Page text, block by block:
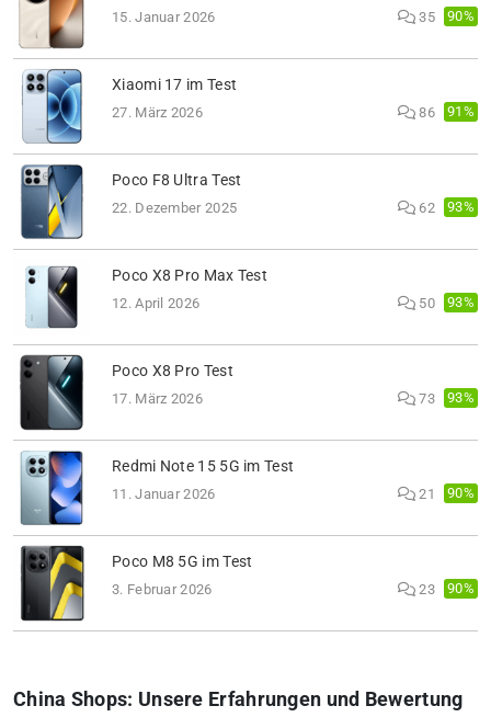
15. Januar 2026 35 90%
Xiaomi 17 im Test
27. März 2026 86 91%
Poco F8 Ultra Test
22. Dezember 2025 62 93%
Poco X8 Pro Max Test
12. April 2026 50 93%
Poco X8 Pro Test
17. März 2026 73 93%
Redmi Note 15 5G im Test
11. Januar 2026 21 90%
Poco M8 5G im Test
3. Februar 2026 23 90%
China Shops: Unsere Erfahrungen und Bewertung